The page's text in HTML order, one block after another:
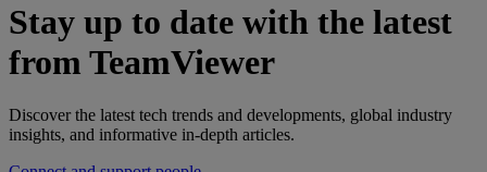
Stay up to date with the latest
from TeamViewer
Discover the latest tech trends and developments, global industry
insights, and informative in-depth articles.